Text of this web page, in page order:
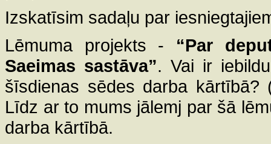
Izskatīsim sadaļu par
Lēmuma projekts - “Par
Saeimas sastāva”. Vai ir
šīsdienas sēdes darba kārtībā?
Līdz ar to mums jālemj par šā
darba kārtībā.